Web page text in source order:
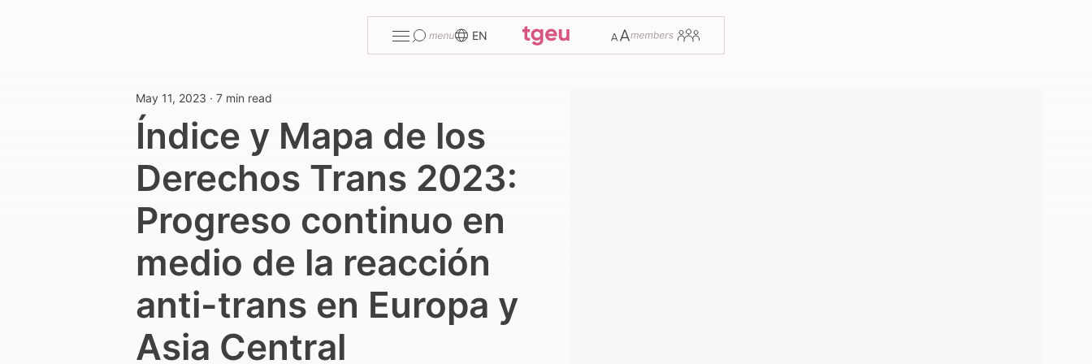
menu
EN
Members
May 11, 2023 · 7 min read
Índice y Mapa de los
Derechos Trans 2023:
Progreso continuo en
medio de la reacción
anti-trans en Europa y
Asia Central